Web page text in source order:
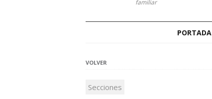
familiar
PORTADA
VOLVER
Secciones